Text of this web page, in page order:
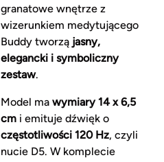
granatowe wnętrze z
wizerunkiem medytującego
Buddy tworzą jasny,
elegancki i symboliczny
zestaw.
Model ma wymiary 14 x 6,5
cmi emituje dźwięk o
częstotliwości 120 Hz, czyli
nucie D5. W komplecie